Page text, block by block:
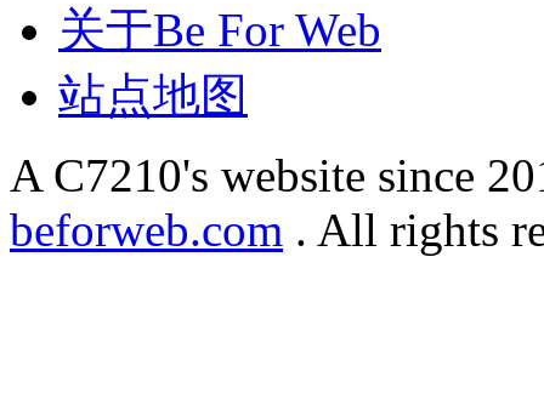
关于Be For Web
站点地图
A C7210's website since
beforweb.com . All rights